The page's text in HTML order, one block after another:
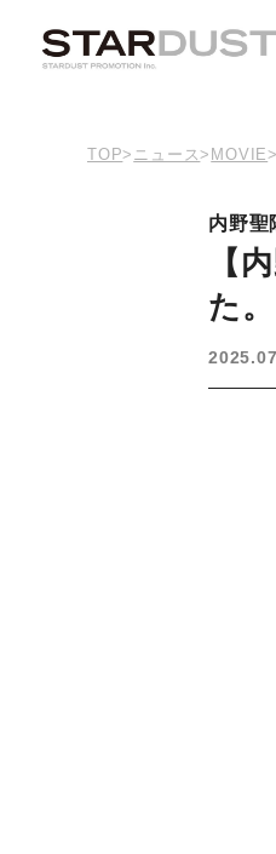
TOP> ニュース> MOVIE>
内野聖
【
た。